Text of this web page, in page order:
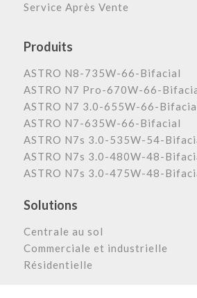
Service Après Vente
Produits
ASTRO N8-735W-66-Bifacial
ASTRO N7 Pro-670W-66-
ASTRO N7 3.0-655W-66-
ASTRO N7-635W-66-Bifacial
ASTRO N7s 3.0-535W-54-
ASTRO N7s 3.0-480W-48-
ASTRO N7s 3.0-475W-48-
Solutions
Centrale au sol
Commerciale et industrielle
Résidentielle